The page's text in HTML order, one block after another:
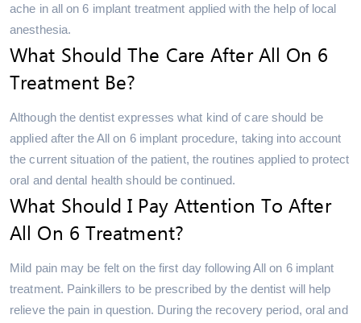
ache in all on 6 implant treatment applied with the help of local
anesthesia.
What Should The Care After All On 6
Treatment Be?
Although the dentist expresses what kind of care should be
applied after the All on 6 implant procedure, taking into account
the current situation of the patient, the routines applied to protect
oral and dental health should be continued.
What Should I Pay Attention To After
All On 6 Treatment?
Mild pain may be felt on the first day following All on 6 implant
treatment. Painkillers to be prescribed by the dentist will help
relieve the pain in question. During the recovery period, oral and